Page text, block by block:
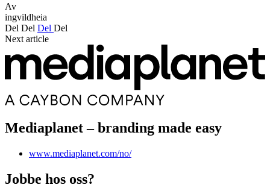
Av
ingvildheia
Del Del Del Del
Next article
Mediaplanet – branding made easy
www.mediaplanet.com/no/
Jobbe hos oss?